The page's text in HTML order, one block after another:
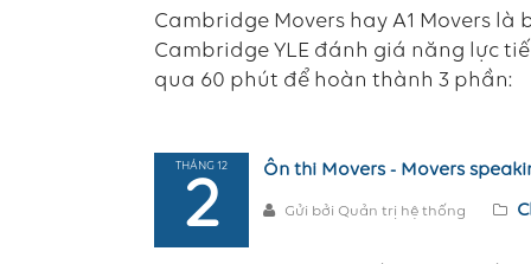
Cambridge Movers hay A1 Movers
Cambridge YLE đánh giá năng lực
qua 60 phút để hoàn thành 3 phần:
THÁNG 12
2
Ôn thi Movers - Movers
Gửi bởi Quản trị hệ thống